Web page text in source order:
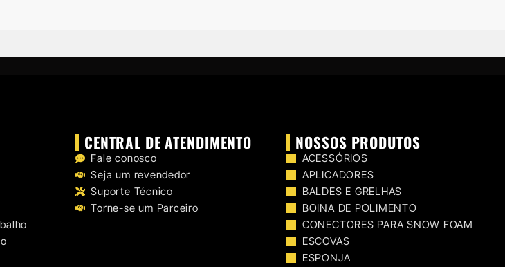
CENTRAL DE ATENDIMENTO
Fale conosco
Seja um revendedor
Suporte Técnico
Torne-se um Parceiro
NOSSOS PRODUTOS
ACESSÓRIOS
APLICADORES
BALDES E GRELHAS
BOINA DE POLIMENTO
CONECTORES PARA SNOW FOAM
ESCOVAS
ESPONJA